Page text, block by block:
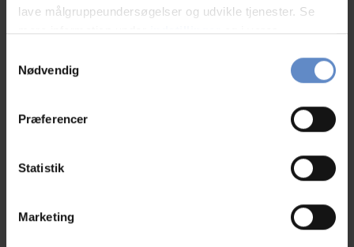
lave målgruppeundersøgelser og udvikle tjenester. Se
mere information underindstillingerog i vores
tilbage eller ændre indstillinger fra vores
"Cookiedeklaration", eller ved at trykke på "Privacy
Indsamle præcise oplysninger om din placering,
Identificere din enhed baseret på en scanning af
dens unikke karakteristika (fingerprinting)
Nødvendig
Præferencer
Statistik
Marketing
Ingen ledige værelser? Find andre Danhostels i